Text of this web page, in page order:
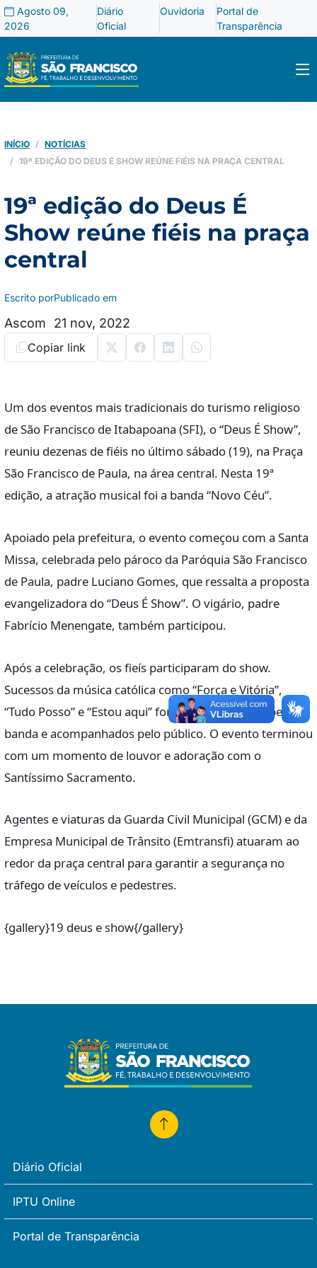
Agosto 09,
2026
Diário
Oficial
Ouvidoria
Portal de
Transparência
INÍCIO
NOTÍCIAS
19ª EDIÇÃO DO DEUS É SHOW REÚNE FIÉIS NA PRAÇA CENTRAL
19ª edição do Deus É
Show reúne fiéis na praça
central
Escrito por
Ascom
Publicado em
21 nov, 2022
Copiar link
Um dos eventos mais tradicionais do turismo religioso
de São Francisco de Itabapoana (SFI), o “Deus É Show”,
reuniu dezenas de fiéis no último sábado (19), na Praça
São Francisco de Paula, na área central. Nesta 19ª
edição, a atração musical foi a banda “Novo Céu”.
Apoiado pela prefeitura, o evento começou com a Santa
Missa, celebrada pelo pároco da Paróquia São Francisco
de Paula, padre Luciano Gomes, que ressalta a proposta
evangelizadora do “Deus É Show”. O vigário, padre
Fabrício Menengate, também participou.
Após a celebração, os fieís participaram do show.
Sucessos da música católica como “Força e Vitória”,
“Tudo Posso” e “Estou aqui” foram interpretados pela
banda e acompanhados pelo público. O evento terminou
com um momento de louvor e adoração com o
Santíssimo Sacramento.
Agentes e viaturas da Guarda Civil Municipal (GCM) e da
Empresa Municipal de Trânsito (Emtransfi) atuaram ao
redor da praça central para garantir a segurança no
tráfego de veículos e pedestres.
{gallery}19 deus e show{/gallery}
Diário Oficial
IPTU Online
Portal de Transparência